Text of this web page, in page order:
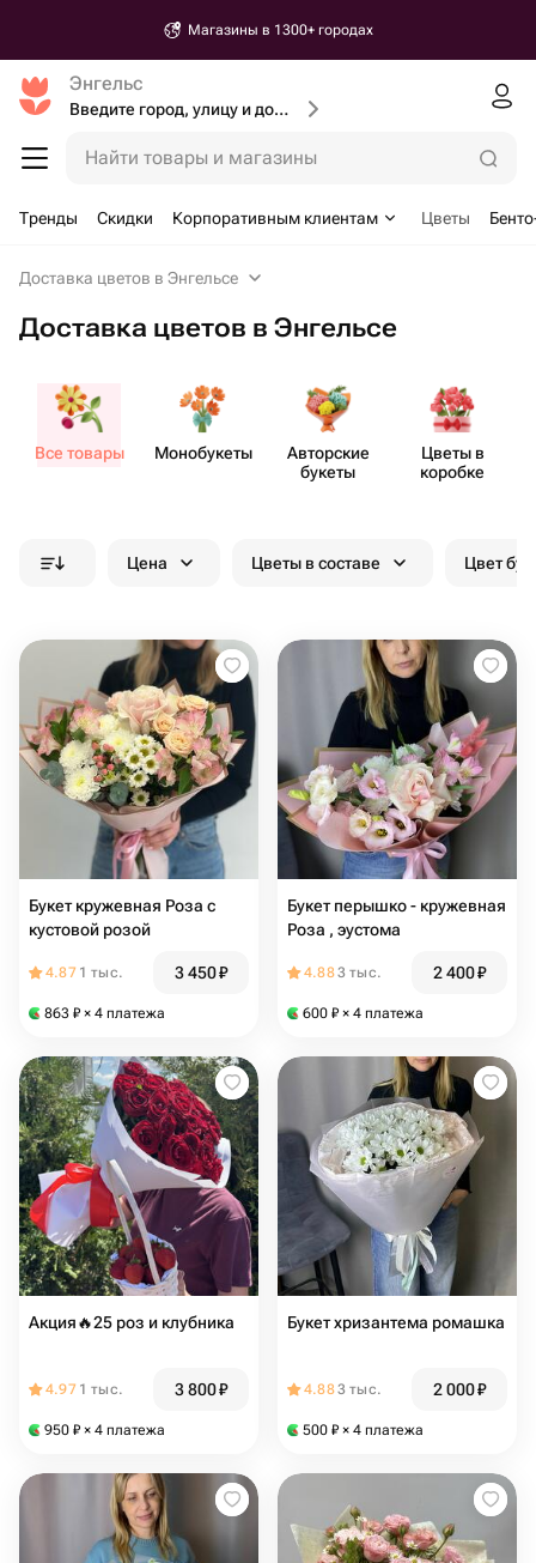
Магазины в 1300+ городах
Энгельс
Введите город, улицу и дом доставки
Найти товары и магазины
Тренды Скидки Корпоративным клиентам Цветы
Доставка цветов в Энгельсе
Доставка цветов в Энгельсе
Все товары Моно​букеты
Авторские
букеты
Цветы в
коробке
Цена Цветы в составе Цвет
Букет кружевная Роза с
кустовой розой
4.87 1 тыс. 3 450₽
863 ₽ × 4 платежа
Букет перышко - кружевная
Роза , эустома
4.883 тыс. 2 400₽
600 ₽ × 4 платежа
Акция🔥25 роз и клубника
4.97 1 тыс. 3 800₽
950 ₽ × 4 платежа
Букет хризантема ромашка
4.883 тыс. 2 000₽
500 ₽ × 4 платежа